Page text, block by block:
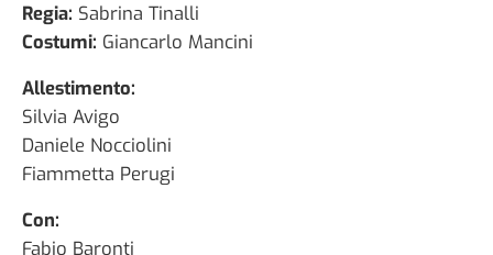
Regia: Sabrina Tinalli
Costumi: Giancarlo Mancini
Allestimento:
Silvia Avigo
Daniele Nocciolini
Fiammetta Perugi
Con:
Fabio Baronti